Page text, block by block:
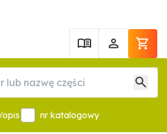
nr katalogowy